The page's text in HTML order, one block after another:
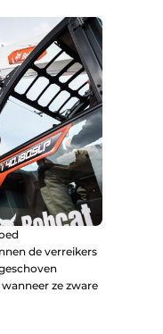
de verreikers
ze zware